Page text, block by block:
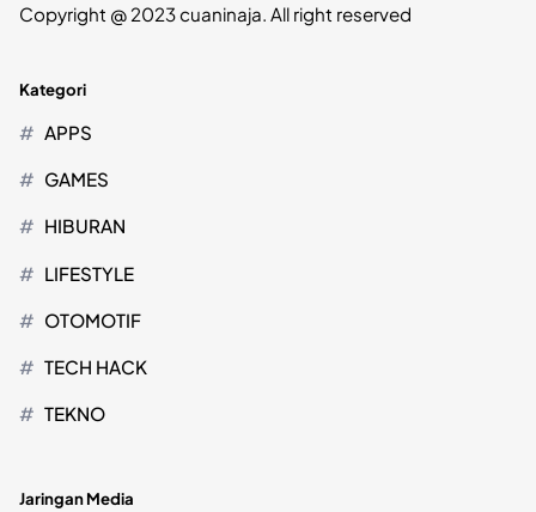
Copyright @ 2023 cuaninaja. All right reserved
Kategori
APPS
GAMES
HIBURAN
LIFESTYLE
OTOMOTIF
TECH HACK
TEKNO
Jaringan Media